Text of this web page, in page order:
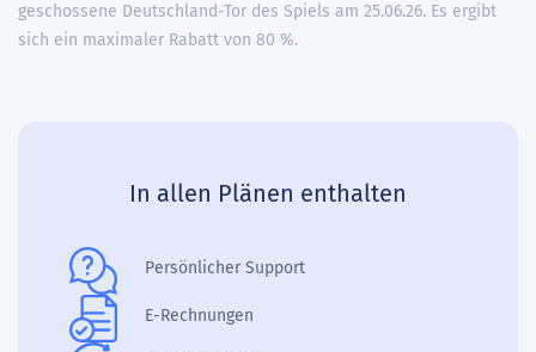
geschossene Deutschland-Tor des Spiels am 25.06.26. Es ergibt
sich ein maximaler Rabatt von 80 %.
In allen Plänen enthalten
Persönlicher Support
E-Rechnungen